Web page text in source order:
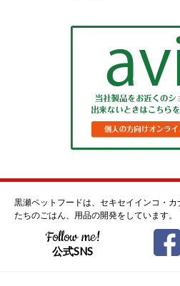
黒瀬ペットフードは、セキセイインコ・
たちのごはん、用品の開発をしています。
Follow me!
公式SNS